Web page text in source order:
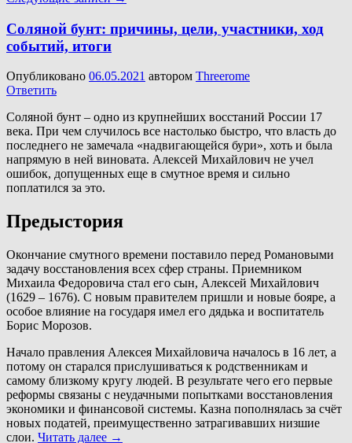
Соляной бунт: причины, цели, участники, ход
событий, итоги
Опубликовано 06.05.2021 автором Threerome
Ответить
Соляной бунт – одно из крупнейших восстаний России 17
века. При чем случилось все настолько быстро, что власть до
последнего не замечала «надвигающейся бури», хоть и была
напрямую в ней виновата. Алексей Михайлович не учел
ошибок, допущенных еще в смутное время и сильно
поплатился за это.
Предыстория
Окончание смутного времени поставило перед Романовыми
задачу восстановления всех сфер страны. Приемником
Михаила Федоровича стал его сын, Алексей Михайлович
(1629 – 1676). С новым правителем пришли и новые бояре, а
особое влияние на государя имел его дядька и воспитатель
Борис Морозов.
Начало правления Алексея Михайловича началось в 16 лет, а
потому он старался прислушиваться к родственникам и
самому близкому кругу людей. В результате чего его первые
реформы связаны с неудачными попытками восстановления
экономики и финансовой системы. Казна пополнялась за счёт
новых податей, преимущественно затрагивавших низшие
слои. Читать далее →